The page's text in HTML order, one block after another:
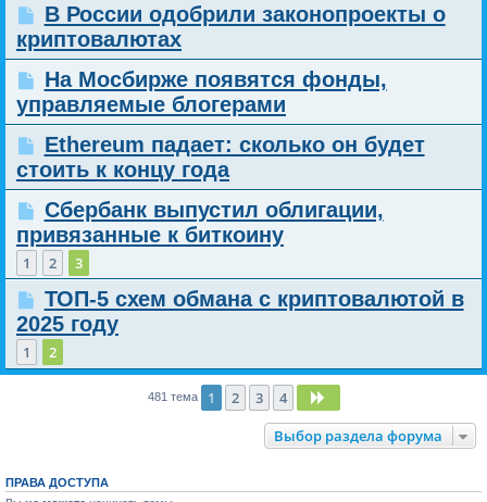
В России одобрили законопроекты о
криптовалютах
На Мосбирже появятся фонды,
управляемые блогерами
Ethereum падает: сколько он будет
стоить к концу года
Сбербанк выпустил облигации,
привязанные к биткоину
1 2 3
ТОП-5 схем обмана с криптовалютой в
2025 году
1 2
481 тема 1 2 3 4
Выбор раздела форума
ПРАВА ДОСТУПА